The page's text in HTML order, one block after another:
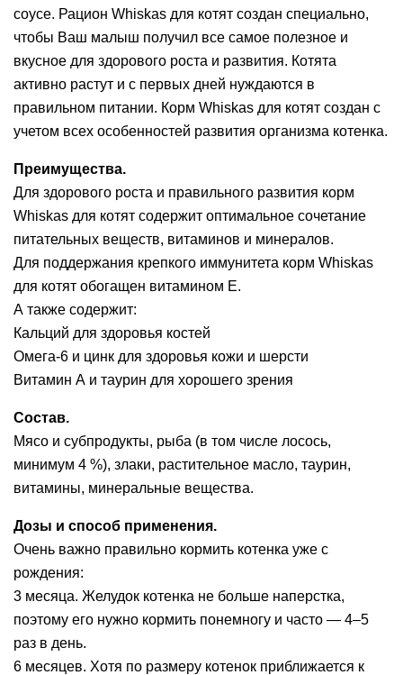
соусе. Рацион Whiskas для котят создан специально,
чтобы Ваш малыш получил все самое полезное и
вкусное для здорового роста и развития. Котята
активно растут и с первых дней нуждаются в
правильном питании. Корм Whiskas для котят создан с
учетом всех особенностей развития организма котенка.
Преимущества.
Для здорового роста и правильного развития корм
Whiskas для котят содержит оптимальное сочетание
питательных веществ, витаминов и минералов.
Для поддержания крепкого иммунитета корм Whiskas
для котят обогащен витамином Е.
А также содержит:
Кальций для здоровья костей
Омега-6 и цинк для здоровья кожи и шерсти
Витамин А и таурин для хорошего зрения
Состав.
Мясо и субпродукты, рыба (в том числе лосось,
минимум 4 %), злаки, растительное масло, таурин,
витамины, минеральные вещества.
Дозы и способ применения.
Очень важно правильно кормить котенка уже с
рождения:
3 месяца. Желудок котенка не больше наперстка,
поэтому его нужно кормить понемногу и часто — 4–5
раз в день.
6 месяцев. Хотя по размеру котенок приближается к